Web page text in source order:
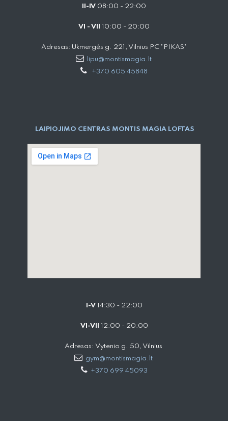
II-IV 08:00 - 22:00
VI - VII 10:00 - 20:00
Adresas: Ukmergės g. 221, Vilnius PC "PIKAS"
lipu@montismagia.lt
+370 605 45848
LAIPIOJIMO CENTRAS MONTIS MAGIA LOFTAS
I-V14:30 - 22:00
VI-VII 12:00 - 20:00
Adresas: Vytenio g. 50, Vilnius
gym@montismagia.lt
+370 699 45093